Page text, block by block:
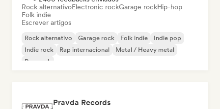
Rock alternativoElectronic rockGarage rockHip-hop
Folk indie
Escrever artigos
Rock alternativo Garage rock Folk indie
Indie pop
Indie rock
Rap internacional
Metal / Heavy metal
Pop rock
Pravda Records